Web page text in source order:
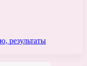
результаты